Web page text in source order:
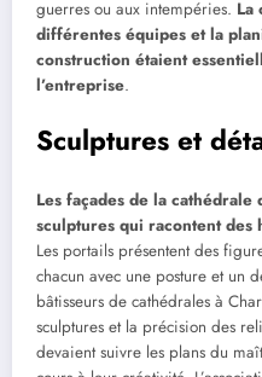
guerres ou aux intempéries. La
différentes équipes et la
construction étaient
l’entreprise.
Sculptures et
Les façades de la
sculptures qui racontent
Les portails présentent des
chacun avec une posture et un
bâtisseurs de cathédrales à
sculptures et la précision des
devaient suivre les plans du